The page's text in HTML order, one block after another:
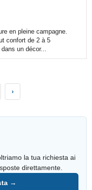
en pleine campagne.
confort de 2 à 5
un décor...
›
la tua richiesta ai
direttamente.
→